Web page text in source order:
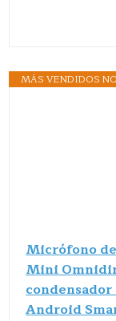
MÁS VENDIDOS
Micrófono
Mini
condensador
Android